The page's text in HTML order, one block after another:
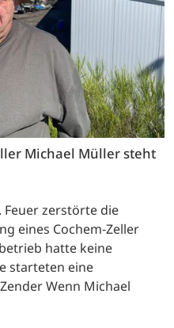
Michael Müller steht
zerstörte die
eines Cochem-Zeller
hatte keine
starteten eine
Wenn Michael